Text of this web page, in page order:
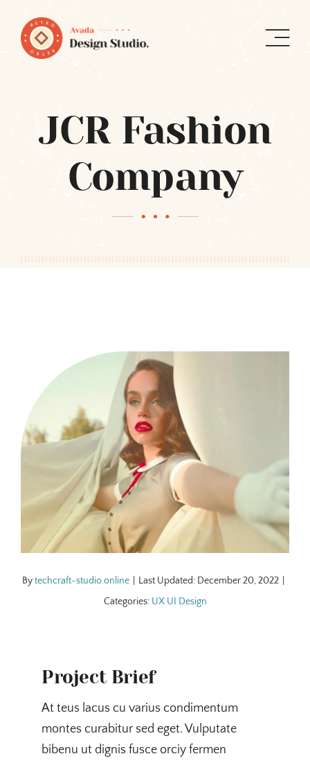
content
JCR Fashion
Company
Bytechcraft-studio.online Last Updated: December 20, 2022
Categories: UX UI Design
Project Brief
At teus lacus cu varius condimentum
montes curabitur sed eget. Vulputate
bibenu ut dignis fusce orciy fermen